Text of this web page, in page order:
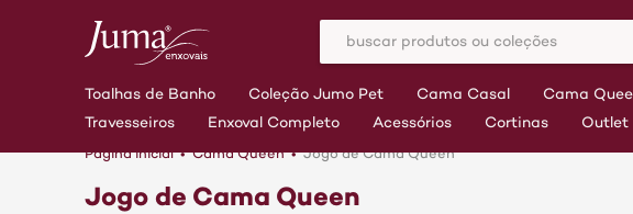
Toalhas de Banho Coleção Jumo Pet Cama Casal Cama
Travesseiros
Enxoval Completo Acessórios Cortinas Outlet
Página inicial Cama Queen Jogo de Cama Queen
Jogo de Cama Queen